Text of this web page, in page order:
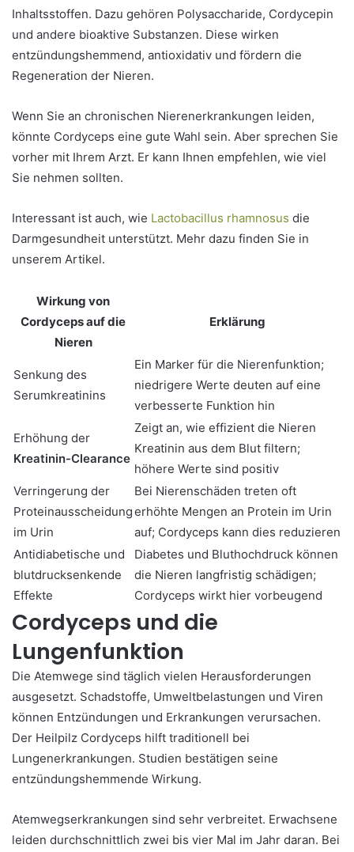
Inhaltsstoffen. Dazu gehören Polysaccharide, Cordycepin
und andere bioaktive Substanzen. Diese wirken
entzündungshemmend, antioxidativ und fördern die
Regeneration der Nieren.
Wenn Sie an chronischen Nierenerkrankungen leiden,
könnte Cordyceps eine gute Wahl sein. Aber sprechen Sie
vorher mit Ihrem Arzt. Er kann Ihnen empfehlen, wie viel
Sie nehmen sollten.
Interessant ist auch, wie Lactobacillus rhamnosus die
Darmgesundheit unterstützt. Mehr dazu finden Sie in
unserem Artikel.
Wirkung von
Cordyceps auf die
Nieren
Erklärung
Senkung des
Serumkreatinins
Ein Marker für die Nierenfunktion;
niedrigere Werte deuten auf eine
verbesserte Funktion hin
Erhöhung der
Kreatinin-Clearance
Zeigt an, wie effizient die Nieren
Kreatinin aus dem Blut filtern;
höhere Werte sind positiv
Verringerung der
Proteinausscheidung
im Urin
Bei Nierenschäden treten oft
erhöhte Mengen an Protein im Urin
auf; Cordyceps kann dies reduzieren
Antidiabetische und
blutdrucksenkende
Effekte
Diabetes und Bluthochdruck können
die Nieren langfristig schädigen;
Cordyceps wirkt hier vorbeugend
Cordyceps und die
Lungenfunktion
Die Atemwege sind täglich vielen Herausforderungen
ausgesetzt. Schadstoffe, Umweltbelastungen und Viren
können Entzündungen und Erkrankungen verursachen.
Der Heilpilz Cordyceps hilft traditionell bei
Lungenerkrankungen. Studien bestätigen seine
entzündungshemmende Wirkung.
Atemwegserkrankungen sind sehr verbreitet. Erwachsene
leiden durchschnittlich zwei bis vier Mal im Jahr daran. Bei